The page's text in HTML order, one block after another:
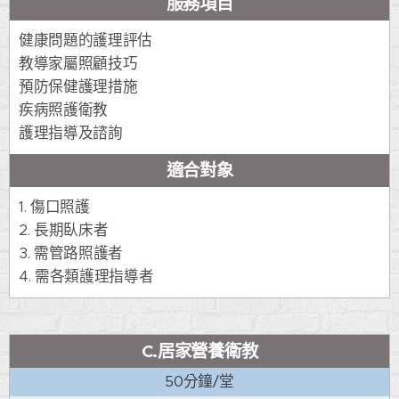
健康問題的護理評估
教導家屬照顧技巧
預防保健護理措施
疾病照護衛教
護理指導及諮詢
適合對象
1. 傷口照護
2. 長期臥床者
3. 需管路照護者
4. 需各類護理指導者
C.居家營養衛教
50分鐘/堂